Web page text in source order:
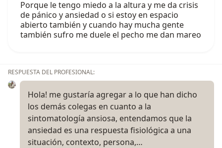
Porque le tengo miedo a la altura y me da crisis
de pánico y ansiedad o si estoy en espacio
abierto también y cuando hay mucha gente
también sufro me duele el pecho me dan mareo
RESPUESTA DEL PROFESIONAL:
Hola! me gustaría agregar a lo que han dicho
los demás colegas en cuanto a la
sintomatología ansiosa, entendamos que la
ansiedad es una respuesta fisiológica a una
situación, contexto, persona,…